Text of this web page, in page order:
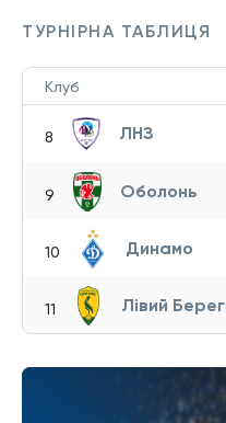
ТУРНІРНА ТАБЛИЦЯ
Клуб
8 ЛНЗ
9 Оболонь
10 Динамо
11 Лівий Берег